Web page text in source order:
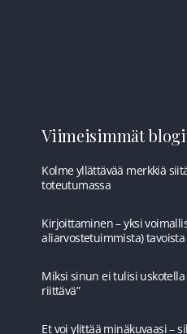
Viimeisimmät
Kolme yllättävää merkkiä
toteutumassa
Kirjoittaminen – yksi
aliarvostetuimmista)
Miksi sinun ei tulisi
riittävä”
Et voi ylittää minäkuvaasi –